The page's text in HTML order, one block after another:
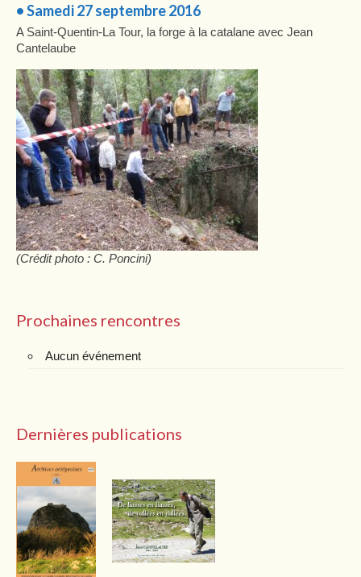
• Samedi 27 septembre 2016
A Saint-Quentin-La Tour, la forge à la catalane avec Jean
Cantelaube
(Crédit photo : C. Poncini)
Prochaines rencontres
Aucun événement
Dernières publications